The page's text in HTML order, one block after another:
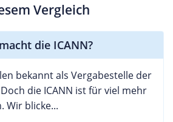
Vergleich
die ICANN?
bekannt als Vergabestelle der
die ICANN ist für viel mehr
Wir blicke...